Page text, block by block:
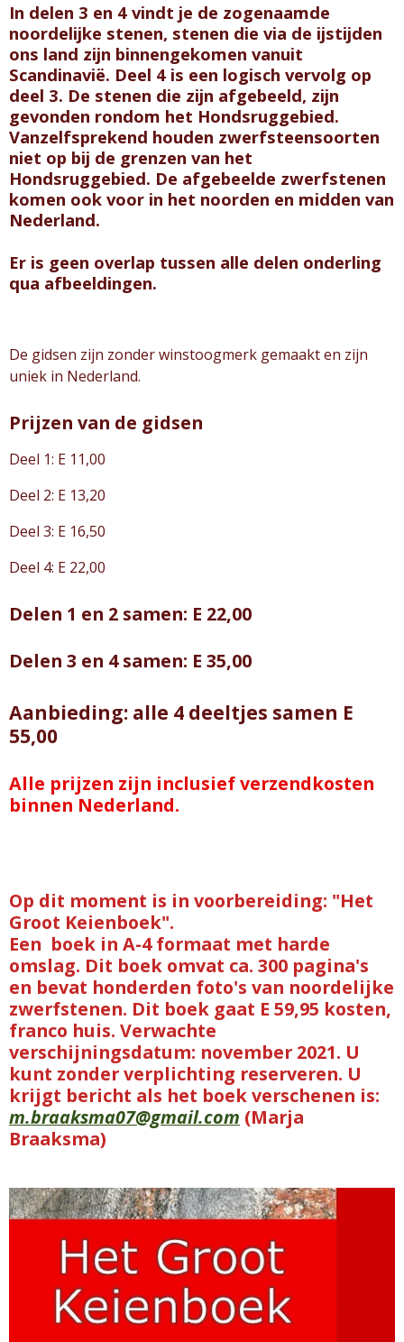
In delen 3 en 4 vindt je de zogenaamde
noordelijke stenen, stenen die via de ijstijden
ons land zijn binnengekomen vanuit
Scandinavië. Deel 4 is een logisch vervolg op
deel 3. De stenen die zijn afgebeeld, zijn
gevonden rondom het Hondsruggebied.
Vanzelfsprekend houden zwerfsteensoorten
niet op bij de grenzen van het
Hondsruggebied. De afgebeelde zwerfstenen
komen ook voor in het noorden en midden van
Nederland.
Er is geen overlap tussen alle delen onderling
qua afbeeldingen.
De gidsen zijn zonder winstoogmerk gemaakt en zijn
uniek in Nederland.
Prijzen van de gidsen
Deel 1: E 11,00
Deel 2: E 13,20
Deel 3: E 16,50
Deel 4: E 22,00
Delen 1 en 2 samen: E 22,00
Delen 3 en 4 samen: E 35,00
Aanbieding: alle 4 deeltjes samen E
55,00
Alle prijzen zijn inclusief verzendkosten
binnen Nederland.
Op dit moment is in voorbereiding: "Het
Groot Keienboek".
Een boek in A-4 formaat met harde
omslag. Dit boek omvat ca. 300 pagina's
en bevat honderden foto's van noordelijke
zwerfstenen. Dit boek gaat E 59,95 kosten,
franco huis. Verwachte
verschijningsdatum: november 2021. U
kunt zonder verplichting reserveren. U
krijgt bericht als het boek verschenen is:
m.braaksma07@gmail.com (Marja
Braaksma)